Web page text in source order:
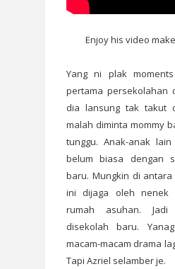
Enjoy his video
Yang ni plak
pertama persekolahan
dia lansung tak takut
malah diminta mommy
tunggu. Anak-anak
belum biasa dengan
baru. Mungkin di
ini dijaga oleh nenek
rumah asuhan. Jadi
disekolah baru.
macam-macam drama
Tapi Azriel selamber je.